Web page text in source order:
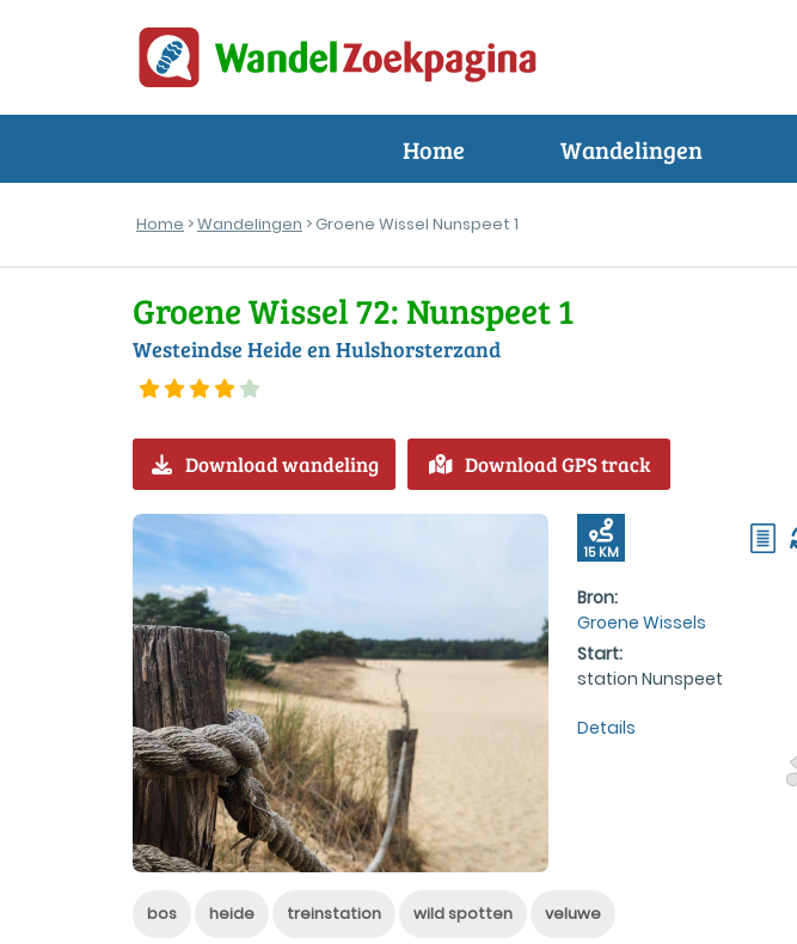
Home Wandelingen
Home >Wandelingen > Groene Wissel Nunspeet 1
Groene Wissel 72: Nunspeet 1
Westeindse Heide en Hulshorsterzand
Download wandeling Download GPS track
15 KM
Bron:
Groene Wissels
Start:
station Nunspeet
Details
bos heide treinstation wild spotten veluwe